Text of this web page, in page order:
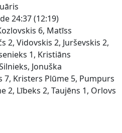
24:37 (12:19)
6, Matīss
2, Vidovskis 2, Jurševskis 2,
1, Kristiāns
Jonuška
7, Kristers Plūme 5, Pumpurs
2, Lībeks 2, Taujēns 1, Orlovs